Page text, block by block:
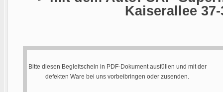
Kaiserallee 37-
Bitte diesen Begleitschein in PDF-Dokument ausfüllen und mit der
defekten Ware bei uns vorbeibringen oder zusenden.